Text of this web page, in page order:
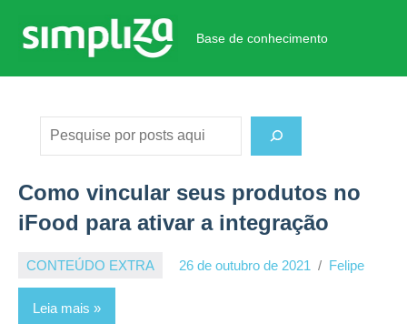
para
de
conhecimento
Base de conhecimento
Pesquisar
Como vincular seus produtos no
iFood para ativar a integração
CONTEÚDO EXTRA 26 de outubro de 2021 Felipe
Leia mais